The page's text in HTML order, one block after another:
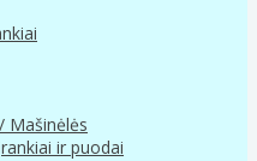
Mašinėlės
ir puodai